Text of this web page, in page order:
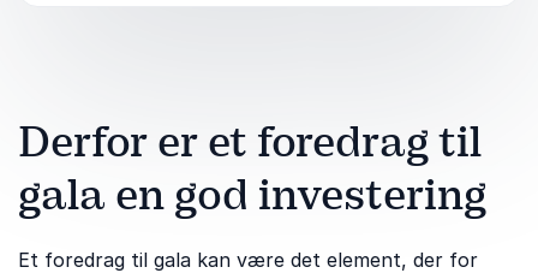
Derfor er et foredrag til
gala en god investering
Et foredrag til gala kan være det element, der for